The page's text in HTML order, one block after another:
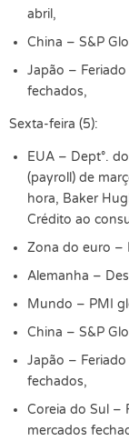
abril,
China – S&P
Japão –
fechados,
Sexta-feira (5):
EUA – Dept°.
(payroll) de
hora, Baker
Crédito ao
Zona do euro –
Alemanha –
Mundo – PMI
China – S&P
Japão – Feriado
fechados,
Coreia do Sul –
mercados